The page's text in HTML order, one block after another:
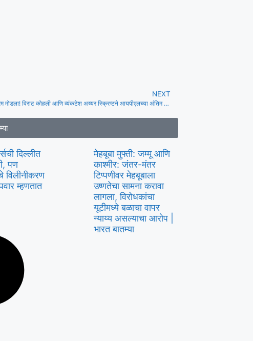
NEXT
विक्रम मोडला! विराट कोहली आणि व्यंकटेश अय्यर स्क्रिप्टने आयपीएलच्या अंतिम इतिहासातील सर्वात वेगवान अर्धशतक RCB तुफान पाठलाग म्हणून | क्रिकेट बातम्या
दिल्लीत
पण
विलीनीकरण
म्हणतात
मेहबूबा मुफ्ती: जम्मू आणि
काश्मीर: जंतर-मंतर
टिप्पणीवर मेहबूबाला
उष्णतेचा सामना करावा
लागला, विरोधकांचा
यूटीमध्ये बळाचा वापर
न्याय्य असल्याचा आरोप |
भारत बातम्या